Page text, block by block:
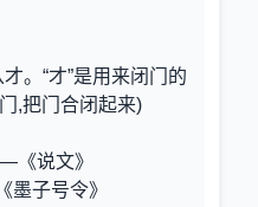
。“才”是用来闭门的
,把门合闭起来)
《说文》
子号令》